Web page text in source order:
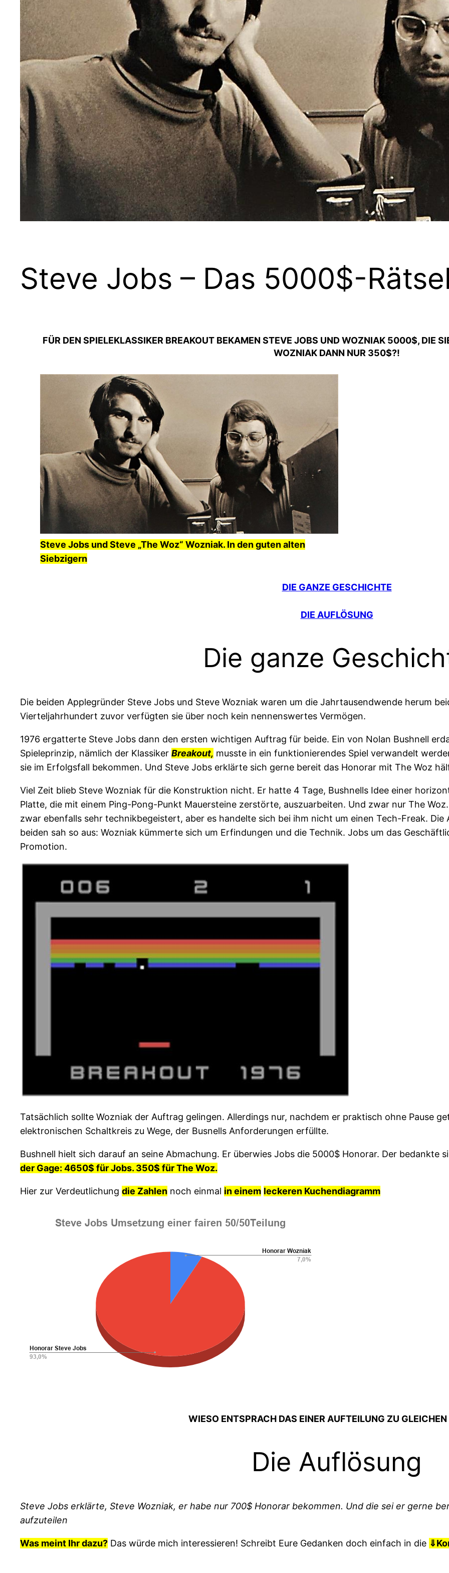
Steve Jobs – Das 5000$-
FÜR DEN SPIELEKLASSIKER BREAKOUT BEKAMEN STEVE JOBS UND WOZNIAK 5000$, DIE
WOZNIAK DANN NUR 350$?!
Steve Jobs und Steve „The Woz“ Wozniak. In den guten alten
Siebzigern
DIE GANZE GESCHICHTE
DIE AUFLÖSUNG
Die ganze
Die beiden Applegründer Steve Jobs und Steve Wozniak waren um die Jahrtausendwende herum
Vierteljahrhundert zuvor verfügten sie über noch kein nennenswertes Vermögen.
1976 ergatterte Steve Jobs dann den ersten wichtigen Auftrag für beide. Ein von Nolan Bushnell
Spieleprinzip, nämlich der Klassiker Breakout, musste in ein funktionierendes Spiel verwandelt
sie im Erfolgsfall bekommen. Und Steve Jobs erklärte sich gerne bereit das Honorar mit The Woz
Viel Zeit blieb Steve Wozniak für die Konstruktion nicht. Er hatte 4 Tage, Bushnells Idee einer
Platte, die mit einem Ping-Pong-Punkt Mauersteine zerstörte, auszuarbeiten. Und zwar nur The
zwar ebenfalls sehr technikbegeistert, aber es handelte sich bei ihm nicht um einen Tech-Freak. Die
beiden sah so aus: Wozniak kümmerte sich um Erfindungen und die Technik. Jobs um das
Promotion.
Tatsächlich sollte Wozniak der Auftrag gelingen. Allerdings nur, nachdem er praktisch ohne Pause
elektronischen Schaltkreis zu Wege, der Busnells Anforderungen erfüllte.
Bushnell hielt sich darauf an seine Abmachung. Er überwies Jobs die 5000$ Honorar. Der bedankte
der Gage: 4650$ für Jobs. 350$ für The Woz.
Hier zur Verdeutlichung die Zahlen noch einmal in einem leckeren Kuchendiagramm
WIESO ENTSPRACH DAS EINER AUFTEILUNG ZU
Die Auflösung
Steve Jobs erklärte, Steve Wozniak, er habe nur 700$ Honorar bekommen. Und die sei er gerne
aufzuteilen
Was meint Ihr dazu? Das würde mich interessieren! Schreibt Eure Gedanken doch einfach in die ⇓